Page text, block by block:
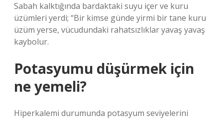
Sabah kalktığında bardaktaki suyu içer ve kuru
üzümleri yerdi; “Bir kimse günde yirmi bir tane kuru
üzüm yerse, vücudundaki rahatsızlıklar yavaş yavaş
kaybolur.
Potasyumu düşürmek için
ne yemeli?
Hiperkalemi durumunda potasyum seviyelerini